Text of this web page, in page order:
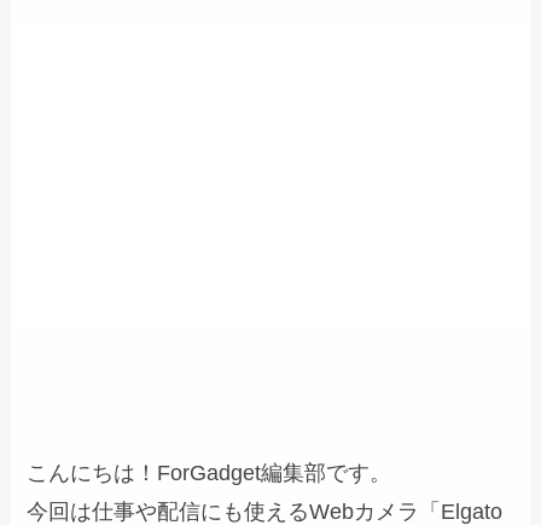
こんにちは！ForGadget編集部です。
今回は仕事や配信にも使えるWebカメラ「Elgato